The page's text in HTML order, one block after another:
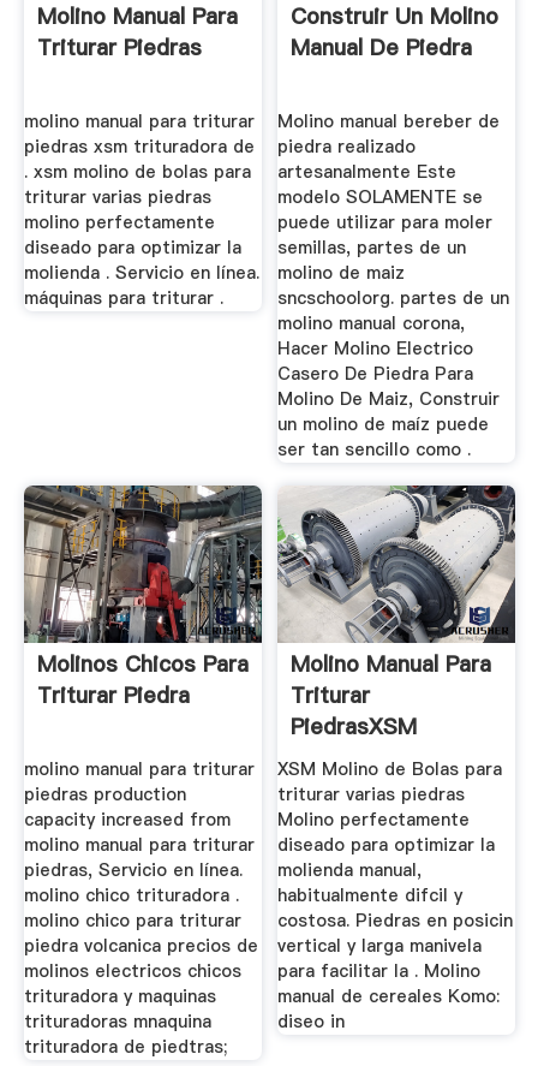
Molino Manual Para
Triturar Piedras
molino manual para triturar
piedras xsm trituradora de
. xsm molino de bolas para
triturar varias piedras
molino perfectamente
diseado para optimizar la
molienda . Servicio en línea.
máquinas para triturar .
Construir Un Molino
Manual De Piedra
Molino manual bereber de
piedra realizado
artesanalmente Este
modelo SOLAMENTE se
puede utilizar para moler
semillas, partes de un
molino de maiz
sncschoolorg. partes de un
molino manual corona,
Hacer Molino Electrico
Casero De Piedra Para
Molino De Maiz, Construir
un molino de maíz puede
ser tan sencillo como .
Molinos Chicos Para
Triturar Piedra
molino manual para triturar
piedras production
capacity increased from
molino manual para triturar
piedras, Servicio en línea.
molino chico trituradora .
molino chico para triturar
piedra volcanica precios de
molinos electricos chicos
trituradora y maquinas
trituradoras mnaquina
trituradora de piedtras;
Molino Manual Para
Triturar
PiedrasXSM
Trituradora De ...
XSM Molino de Bolas para
triturar varias piedras
Molino perfectamente
diseado para optimizar la
molienda manual,
habitualmente difcil y
costosa. Piedras en posicin
vertical y larga manivela
para facilitar la . Molino
manual de cereales Komo:
diseo in